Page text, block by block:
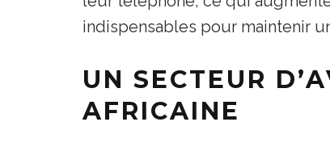
indispensables pour maintenir
UN SECTEUR
AFRICAINE